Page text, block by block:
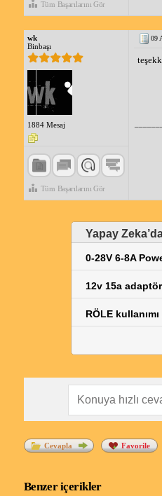
Tüm Başarılarını Gör
wk
Binbaşı
1884 Mesaj
Tüm Başarılarını Gör
09
Yapay
0-28V 6-8A
12v 15a adaptör
RÖLE
Cevapla Favorile
Benzer içerikler